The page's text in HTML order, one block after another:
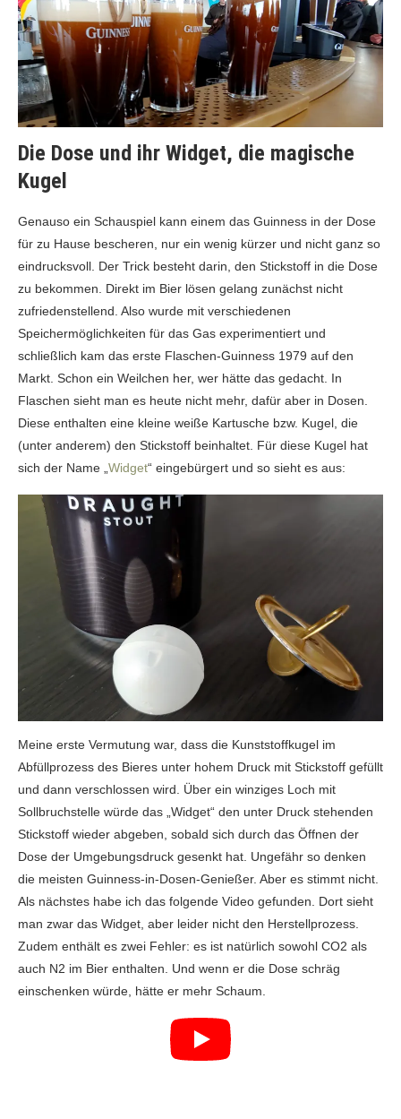
Die Dose und ihr Widget, die magische
Kugel
Genauso ein Schauspiel kann einem das Guinness in der Dose
für zu Hause bescheren, nur ein wenig kürzer und nicht ganz so
eindrucksvoll. Der Trick besteht darin, den Stickstoff in die Dose
zu bekommen. Direkt im Bier lösen gelang zunächst nicht
zufriedenstellend. Also wurde mit verschiedenen
Speichermöglichkeiten für das Gas experimentiert und
schließlich kam das erste Flaschen-Guinness 1979 auf den
Markt. Schon ein Weilchen her, wer hätte das gedacht. In
Flaschen sieht man es heute nicht mehr, dafür aber in Dosen.
Diese enthalten eine kleine weiße Kartusche bzw. Kugel, die
(unter anderem) den Stickstoff beinhaltet. Für diese Kugel hat
sich der Name „ Widget“ eingebürgert und so sieht es aus:
Meine erste Vermutung war, dass die Kunststoffkugel im
Abfüllprozess des Bieres unter hohem Druck mit Stickstoff gefüllt
und dann verschlossen wird. Über ein winziges Loch mit
Sollbruchstelle würde das „Widget“ den unter Druck stehenden
Stickstoff wieder abgeben, sobald sich durch das Öffnen der
Dose der Umgebungsdruck gesenkt hat. Ungefähr so denken
die meisten Guinness-in-Dosen-Genießer. Aber es stimmt nicht.
Als nächstes habe ich das folgende Video gefunden. Dort sieht
man zwar das Widget, aber leider nicht den Herstellprozess.
Zudem enthält es zwei Fehler: es ist natürlich sowohl CO2 als
auch N2 im Bier enthalten. Und wenn er die Dose schräg
einschenken würde, hätte er mehr Schaum.